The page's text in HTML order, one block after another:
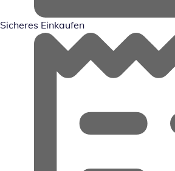
Sicheres Einkaufen